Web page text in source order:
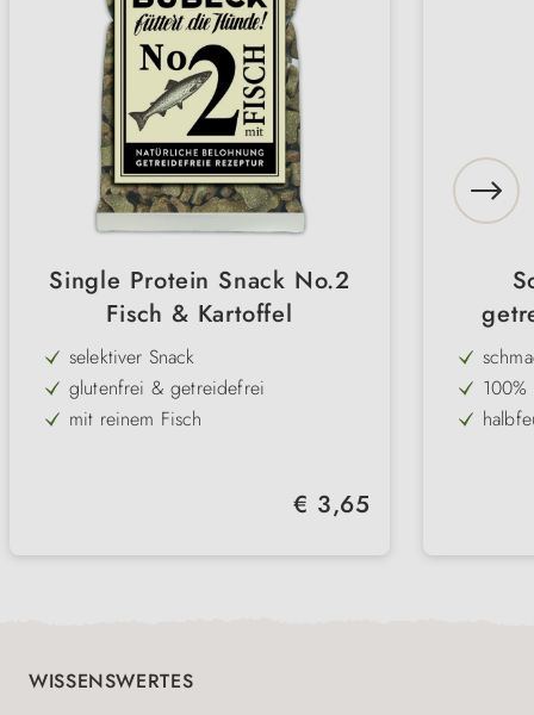
Single Protein Snack No.2
Fisch & Kartoffel
selektiver Snack
glutenfrei & getreidefrei
mit reinem Fisch
Regulärer Preis:
€ 3,65
WISSENSWERTES